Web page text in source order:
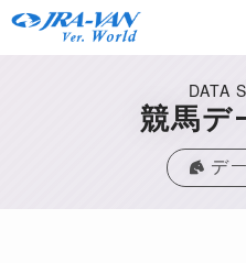
DATA
競馬デ
デ